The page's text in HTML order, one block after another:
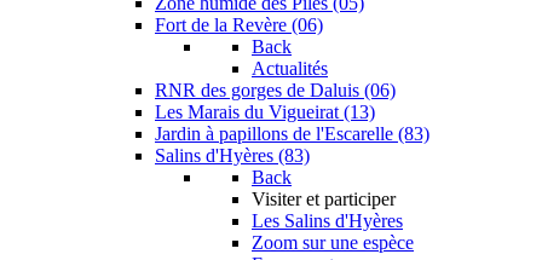
Fort de la Revère (06)
Back
Actualités
RNR des gorges de Daluis (06)
Les Marais du Vigueirat (13)
Jardin à papillons de l'Escarelle (83)
Salins d'Hyères (83)
Back
Visiter et participer
Les Salins d'Hyères
Zoom sur une espèce